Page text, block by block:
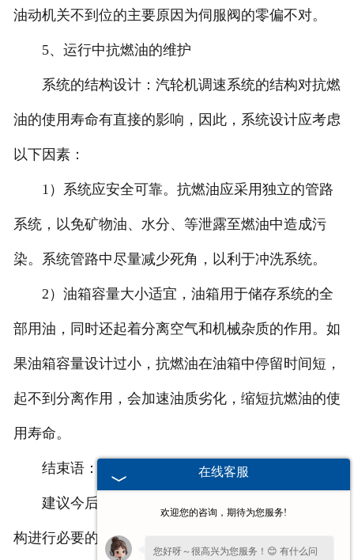
油动机关不到位的主要原因为伺服阀的零偏不对。
5、运行中抗燃油的维护
系统的结构设计：汽轮机调速系统的结构对抗燃
油的使用寿命有直接的影响，因此，系统设计应考虑
以下因素：
1）系统应安全可靠。抗燃油应采用独立的管路
系统，以免矿物油、水分、等泄露至燃油中造成污
染。系统管路中尽量减少死角，以利于冲洗系统。
2）油箱容量大小适宜，油箱用于储存系统的全
部用油，同时还起着分离空气和机械杂质的作用。如
果油箱容量设计过小，抗燃油在油箱中停留时间短，
起不到分离作用，会加速油质劣化，缩短抗燃油的使
用寿命。
结束语：
建议今后应定期对伺服阀进行更换并送到权威机
构进行必要的检测和校验，以防止因伺服阀故障而导
在线客服
欢迎您的咨询，期待为您服务!
您好呀～很高兴为您服务！😊 有什么问